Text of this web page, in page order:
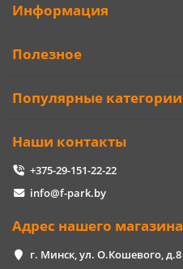
Информация
Полезное
Популярные категории
Наши контакты
+375-29-151-22-22
info@f-park.by
Адрес нашего магазина
г. Минск, ул. О.Кошевого, д.8